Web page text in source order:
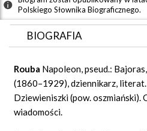
Polskiego Słownika Biograficznego.
BIOGRAFIA
GRAF POWIĄZAŃ
DYSKUSJA
Mapa
Rouba Napoleon, pseud.:
(1860–1929), dziennikarz, literat.
Dziewieniszki (pow. oszmiański).
wiadomości.